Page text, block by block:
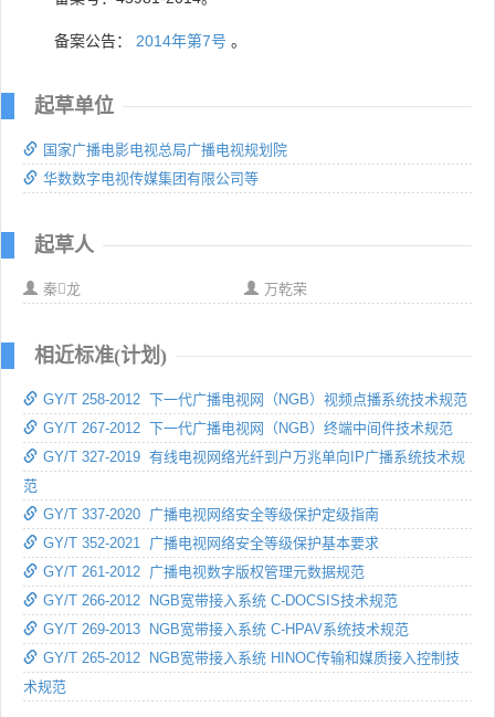
备案公告： 2014年第7号 。
起草单位
国家广播电影电视总局广播电视规划院
华数数字电视传媒集团有限公司等
起草人
秦龙 万乾荣
相近标准(计划)
GY/T 258-2012 下一代广播电视网（NGB）视频点播系统技术规范
GY/T 267-2012 下一代广播电视网（NGB）终端中间件技术规范
GY/T 327-2019 有线电视网络光纤到户万兆单向IP广播系统技术规
范
GY/T 337-2020 广播电视网络安全等级保护定级指南
GY/T 352-2021 广播电视网络安全等级保护基本要求
GY/T 261-2012 广播电视数字版权管理元数据规范
GY/T 266-2012 NGB宽带接入系统 C-DOCSIS技术规范
GY/T 269-2013 NGB宽带接入系统 C-HPAV系统技术规范
GY/T 265-2012 NGB宽带接入系统 HINOC传输和媒质接入控制技
术规范